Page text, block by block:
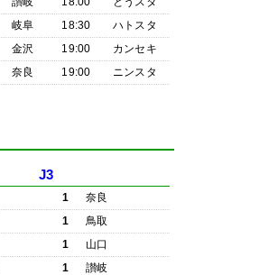
岐阜 18:30
ハトスタ
金沢 19:00
カンセキ
奈良 19:00 ニンスタ
J3
1
奈良
1
鳥取
1
山口
1
讃岐